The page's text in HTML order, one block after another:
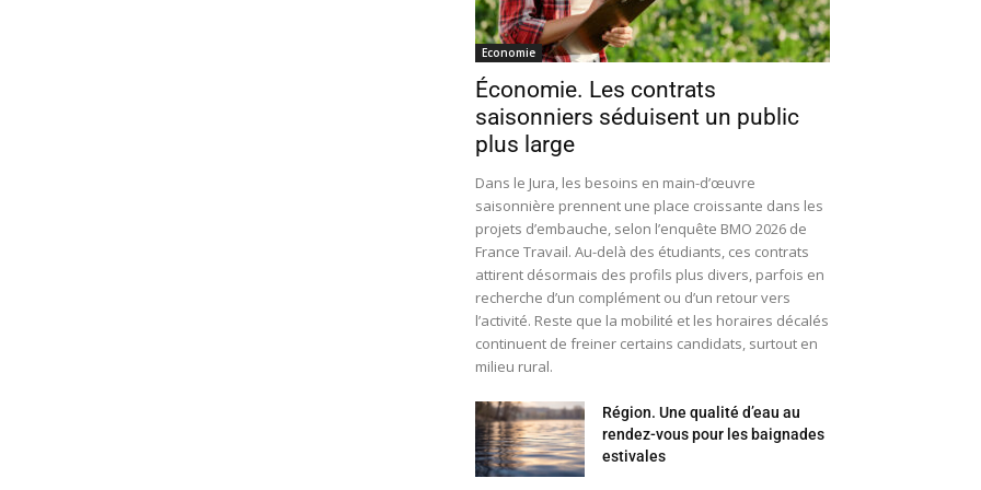
Economie
Économie. Les contrats
saisonniers séduisent un public
plus large
Dans le Jura, les besoins en main-d’œuvre
saisonnière prennent une place croissante dans les
projets d’embauche, selon l’enquête BMO 2026 de
France Travail. Au-delà des étudiants, ces contrats
attirent désormais des profils plus divers, parfois en
recherche d’un complément ou d’un retour vers
l’activité. Reste que la mobilité et les horaires décalés
continuent de freiner certains candidats, surtout en
milieu rural.
Région. Une qualité d’eau au
rendez-vous pour les baignades
estivales